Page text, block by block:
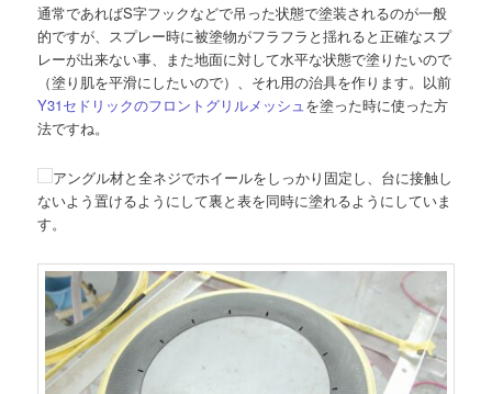
通常であればS字フックなどで吊った状態で塗装されるのが一般
的ですが、スプレー時に被塗物がフラフラと揺れると正確なスプ
レーが出来ない事、また地面に対して水平な状態で塗りたいので
（塗り肌を平滑にしたいので）、それ用の治具を作ります。以前
Y31セドリックのフロントグリルメッシュ を塗った時に使った方
法ですね。
アングル材と全ネジでホイールをしっかり固定し、台に接触し
ないよう置けるようにして裏と表を同時に塗れるようにしていま
す。